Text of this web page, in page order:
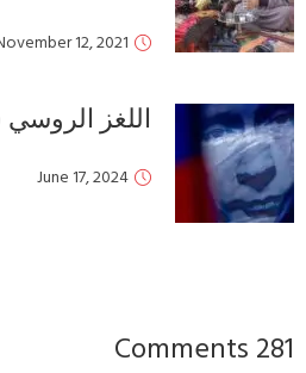
في ليبيا
Leave a comment